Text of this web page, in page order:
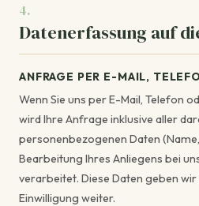
4.
Datenerfassung auf
ANFRAGE PER E-MAIL,
Wenn Sie uns per E-Mail, Telefon
wird Ihre Anfrage inklusive aller
personenbezogenen Daten
Bearbeitung Ihres Anliegens bei
verarbeitet. Diese Daten geben wir
Einwilligung weiter.